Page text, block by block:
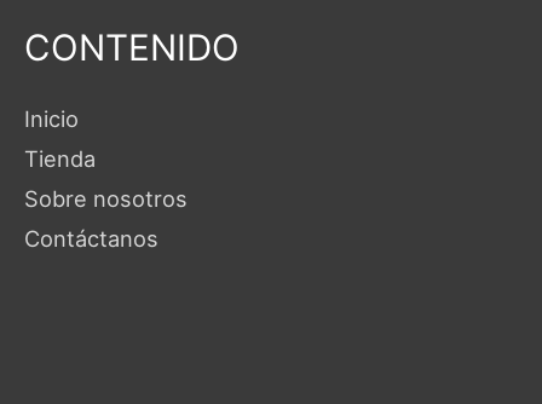
CONTENIDO
Inicio
Tienda
Sobre nosotros
Contáctanos